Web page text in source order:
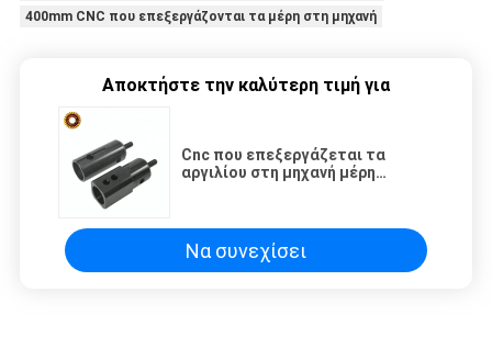
400mm CNC που επεξεργάζονται τα μέρη στη μηχανή
Αποκτήστε την καλύτερη τιμή για
Cnc που επεξεργάζεται τα
αργιλίου στη μηχανή μέρη
Να συνεχίσει